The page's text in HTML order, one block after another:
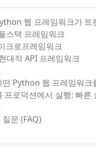
웹 프레임워크가 트
스택 프레임워크
크로프레임워크
대적 API 프레임워크
Python 웹 프레임워크
프로덕션에서 실행: 빠른
문 (FAQ)